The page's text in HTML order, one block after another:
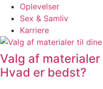
Oplevelser
Sex & Samliv
Karriere
Valg af
Hvad er bedst?